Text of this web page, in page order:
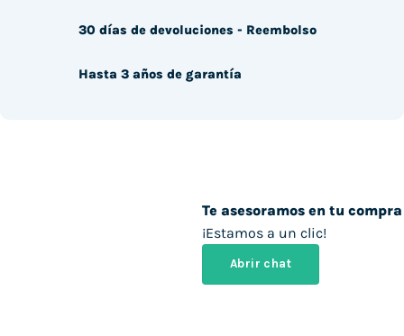
Te asesoramos en tu compra
¡Estamos a un clic!
Abrir chat
30 días de devoluciones - Reembolso
Hasta 3 años de garantía